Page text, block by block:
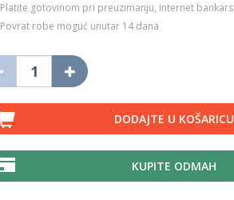
Platite gotovinom pri preuzimanju, Internet
Povrat robe moguć unutar 14 dana
DODAJTE U KOŠARICU
KUPITE ODMAH